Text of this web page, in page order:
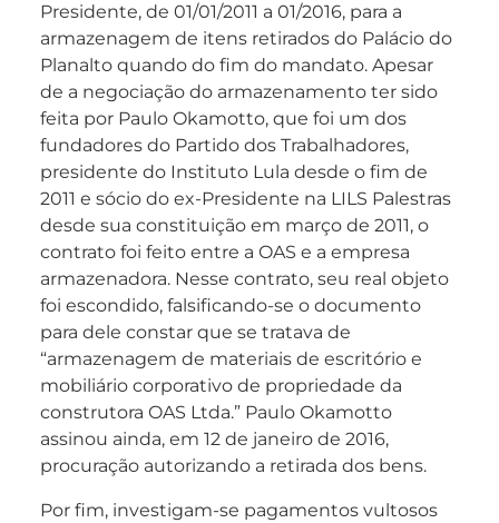
Presidente, de 01/01/2011 a 01/2016, para a
armazenagem de itens retirados do Palácio do
Planalto quando do fim do mandato. Apesar
de a negociação do armazenamento ter sido
feita por Paulo Okamotto, que foi um dos
fundadores do Partido dos Trabalhadores,
presidente do Instituto Lula desde o fim de
2011 e sócio do ex-Presidente na LILS Palestras
desde sua constituição em março de 2011, o
contrato foi feito entre a OAS e a empresa
armazenadora. Nesse contrato, seu real objeto
foi escondido, falsificando-se o documento
para dele constar que se tratava de
“armazenagem de materiais de escritório e
mobiliário corporativo de propriedade da
construtora OAS Ltda.” Paulo Okamotto
assinou ainda, em 12 de janeiro de 2016,
procuração autorizando a retirada dos bens.
Por fim, investigam-se pagamentos vultosos